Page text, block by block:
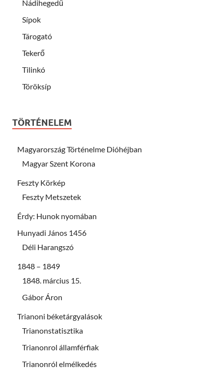
Nádihegedű
Sípok
Tárogató
Tekerő
Tilinkó
Töröksíp
TÖRTÉNELEM
Magyarország Történelme Dióhéjban
Magyar Szent Korona
Feszty Körkép
Feszty Metszetek
Érdy: Hunok nyomában
Hunyadi János 1456
Déli Harangszó
1848 – 1849
1848. március 15.
Gábor Áron
Trianoni béketárgyalások
Trianonstatisztika
Trianonrol államférfiak
Trianonról elmélkedés